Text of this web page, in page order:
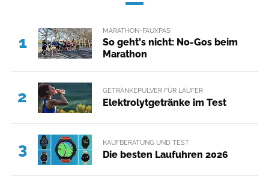
1
MARATHON-FAUXPAS
So geht's nicht: No-Gos beim
Marathon
2 GETRÄNKEPULVER FÜR LÄUFER
Elektrolytgetränke im Test
3 KAUFBERATUNG UND TEST
Die besten Laufuhren 2026